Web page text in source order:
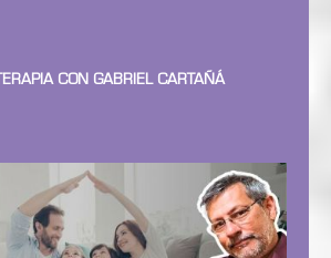
TERAPIA CON GABRIEL CARTAÑÁ